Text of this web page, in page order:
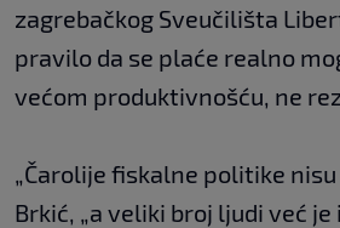
zagrebačkog Sveučilišta
pravilo da se plaće realno
većom produktivnošću, ne
„Čarolije fiskalne politike nisu
Brkić, „a veliki broj ljudi već